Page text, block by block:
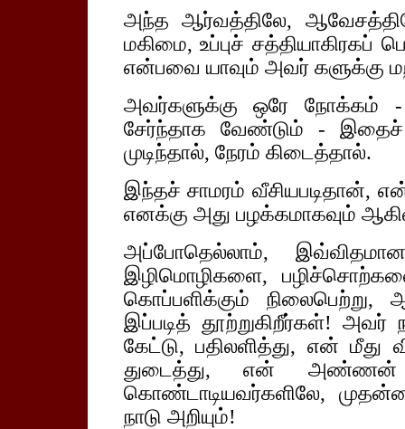
அந்த ஆர்வத்திலே,
மகிமை, உப்புச் சத்தியாகிரகப்
என்பவை யாவும் அவர் களுக்கு
அவர்களுக்கு ஒரே நோக்கம்
சேர்ந்தாக வேண்டும் - இதைச்
முடிந்தால், நேரம் கிடைத்தால்.
இந்தச் சாமரம் வீசியபடிதான்,
எனக்கு அது பழக்கமாகவும்
அப்போதெல்லாம்,
இழிமொழிகளை,
கொப்பளிக்கும்
இப்படித் தூற்றுகிறீர்கள்!
கேட்டு, பதிலளித்து, என்
துடைத்து, என் அண்ணன்
கொண்டாடியவர்களிலே,
நாடு அறியும்!